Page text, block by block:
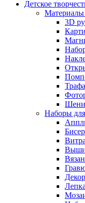
Детское
Материалы
3D
Наборы для
Лепка